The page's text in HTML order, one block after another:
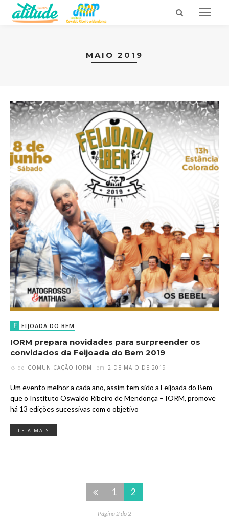
MAIO 2019
F EIJOADA DO BEM
IORM prepara novidades para surpreender os
convidados da Feijoada do Bem 2019
de COMUNICAÇÃO IORM em 2 DE MAIO DE 2019
Um evento melhor a cada ano, assim tem sido a Feijoada do Bem
que o Instituto Oswaldo Ribeiro de Mendonça – IORM, promove
há 13 edições sucessivas com o objetivo
LEIA MAIS
1 2
Página 2 do 2